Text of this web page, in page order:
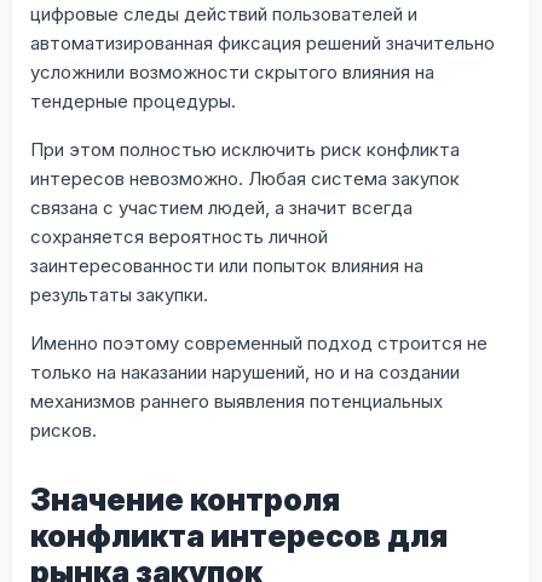
цифровые следы действий пользователей и
автоматизированная фиксация решений значительно
усложнили возможности скрытого влияния на
тендерные процедуры.
При этом полностью исключить риск конфликта
интересов невозможно. Любая система закупок
связана с участием людей, а значит всегда
сохраняется вероятность личной
заинтересованности или попыток влияния на
результаты закупки.
Именно поэтому современный подход строится не
только на наказании нарушений, но и на создании
механизмов раннего выявления потенциальных
рисков.
Значение контроля
конфликта интересов для
рынка закупок